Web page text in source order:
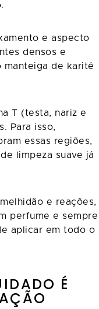
e aspecto
densos e
manteiga de karité
T (testa, nariz e
Para isso,
essas regiões,
limpeza suave já
e reações,
perfume e sempre
aplicar em todo o
É